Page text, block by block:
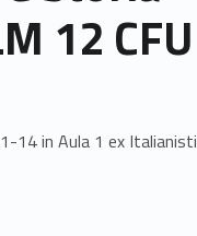
12 CFU
in Aula 1 ex